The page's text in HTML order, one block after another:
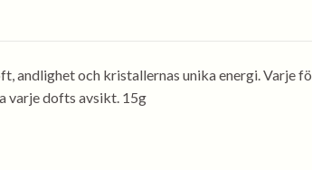
andlighet och kristallernas unika energi. Varje
varje dofts avsikt. 15g